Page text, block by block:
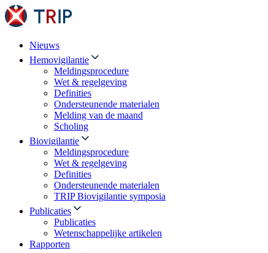
Nieuws
Hemovigilantie
Meldingsprocedure
Wet & regelgeving
Definities
Ondersteunende materialen
Melding van de maand
Scholing
Biovigilantie
Meldingsprocedure
Wet & regelgeving
Definities
Ondersteunende materialen
TRIP Biovigilantie symposia
Publicaties
Publicaties
Wetenschappelijke artikelen
Rapporten